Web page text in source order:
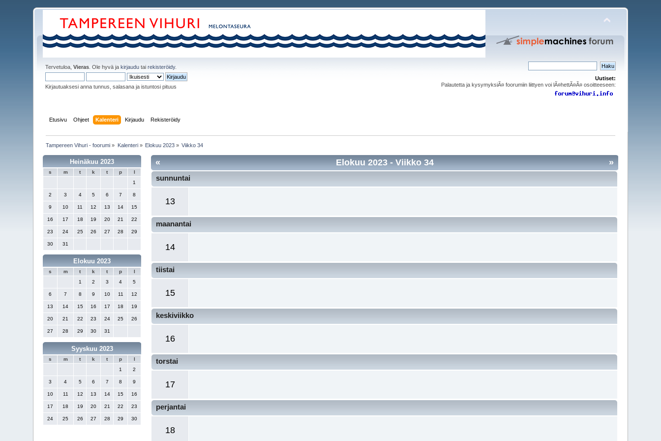
Tervetuloa,Vieras . Ole hyvä jakirjaudu tairekisteröidy.
Kirjautuaksesi anna tunnus, salasana ja istuntosi pituus
Uutiset:
Palautetta ja kysymyksiÃ¤ foorumiin liittyen voi lÃ¤hettÃ¤Ã¤ osoitteeseen:
Etusivu Ohjeet Kalenteri Kirjaudu Rekisteröidy
Tampereen Vihuri - foorumi » Kalenteri» Elokuu 2023 » Viikko 34
Heinäkuu 2023
s m t k t p
l
1
2 3 4 5 6 7 8
9 10 11 12 13 14 15
16 17 18 19 20 21 22
23 24 25 26 27 28 29
30 31
Elokuu 2023
s m t k t p
l
1
2 3 4 5
6 7 8 9 10 11 12
13 14 15 16 17 18 19
20 21 22 23 24 25 26
27 28 29 30 31
Syyskuu 2023
s m t k t p
l
1
2
3 4 5 6 7 8 9
10 11 12 13 14 15 16
17 18 19 20 21 22 23
24 25 26 27 28 29 30
« »
Elokuu 2023- Viikko 34
sunnuntai
13
maanantai
14
tiistai
15
keskiviikko
16
torstai
17
perjantai
18